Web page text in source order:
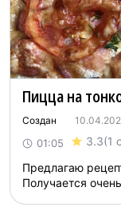
Пицца на
Создан
01:05 3.3(1
Предлагаю
Получается